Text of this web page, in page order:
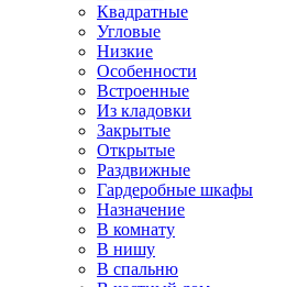
Квадратные
Угловые
Низкие
Особенности
Встроенные
Из кладовки
Закрытые
Открытые
Раздвижные
Гардеробные шкафы
Назначение
В комнату
В нишу
В спальню